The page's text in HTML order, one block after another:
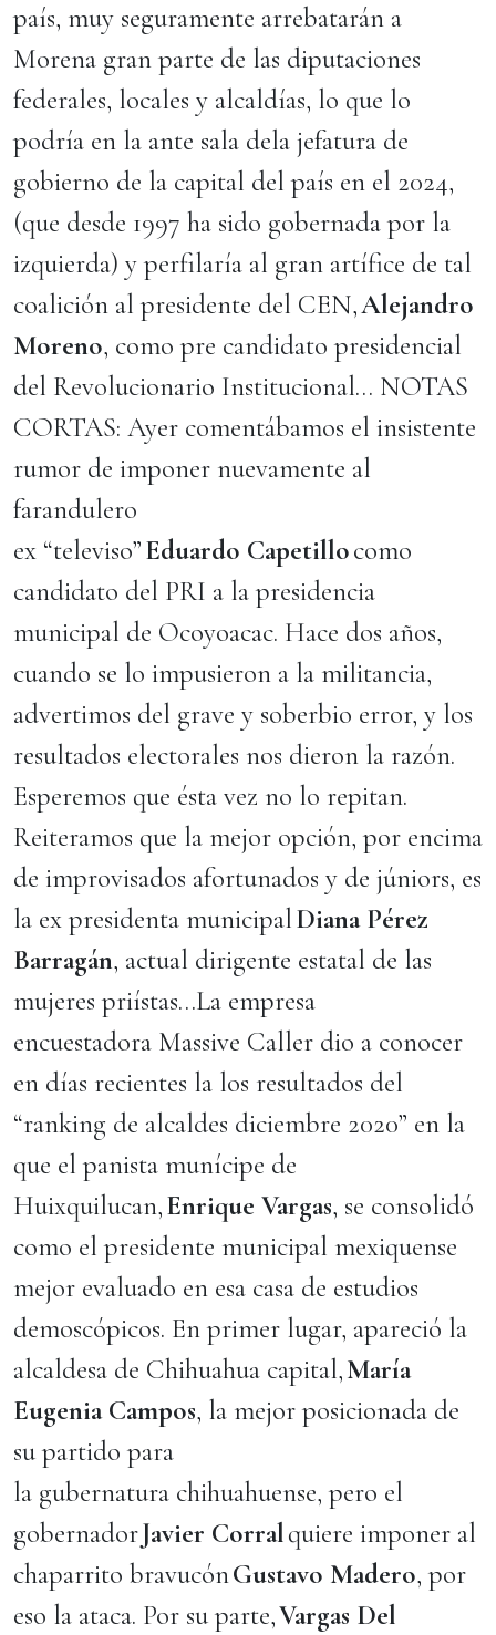
país, muy seguramente arrebatarán a
Morena gran parte de las diputaciones
federales, locales y alcaldías, lo que lo
podría en la ante sala dela jefatura de
gobierno de la capital del país en el 2024,
(que desde 1997 ha sido gobernada por la
izquierda) y perfilaría al gran artífice de tal
coalición al presidente del CEN,Alejandro
Moreno, como pre candidato presidencial
del Revolucionario Institucional… NOTAS
CORTAS: Ayer comentábamos el insistente
rumor de imponer nuevamente al
farandulero
ex “televiso”Eduardo Capetillocomo
candidato del PRI a la presidencia
municipal de Ocoyoacac. Hace dos años,
cuando se lo impusieron a la militancia,
advertimos del grave y soberbio error, y los
resultados electorales nos dieron la razón.
Esperemos que ésta vez no lo repitan.
Reiteramos que la mejor opción, por encima
de improvisados afortunados y de júniors, es
la ex presidenta municipalDiana Pérez
Barragán, actual dirigente estatal de las
mujeres priístas…La empresa
encuestadora Massive Caller dio a conocer
en días recientes la los resultados del
“ranking de alcaldes diciembre 2020” en la
que el panista munícipe de
Huixquilucan,Enrique Vargas, se consolidó
como el presidente municipal mexiquense
mejor evaluado en esa casa de estudios
demoscópicos. En primer lugar, apareció la
alcaldesa de Chihuahua capital,María
Eugenia Campos, la mejor posicionada de
su partido para
la gubernatura chihuahuense, pero el
gobernadorJavier Corralquiere imponer al
chaparrito bravucónGustavo Madero, por
eso la ataca. Por su parte,Vargas Del